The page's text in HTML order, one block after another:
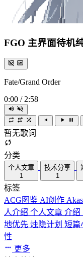
FGO 主界面待机
Fate/Grand Order
0:00 / 2:58
暂无歌词
分类
个人文章
1
技术分享
1
标签
ACG图鉴 AI创作
人介绍 个人文章 介绍
地优先 烛隐计划 短篇
性
更多